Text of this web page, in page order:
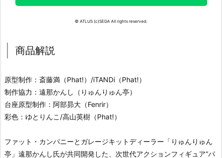
© ATLUS (c)SEGA All rights reserved.
商品解説
原型制作：斎藤満（Phat!）/iTANDi（Phat!）
制作協力：遠那かんし（りゅんりゅん亭）
台座原型制作：阿部昴大（Fenrir）
彩色：ゆとりんこ/高山英樹（Phat!）
ファット・カンパニーとガレージキットディーラー「りゅんりゅん
亭」遠那かんし氏が共同開発した、次世代アクションフィギュア“パ